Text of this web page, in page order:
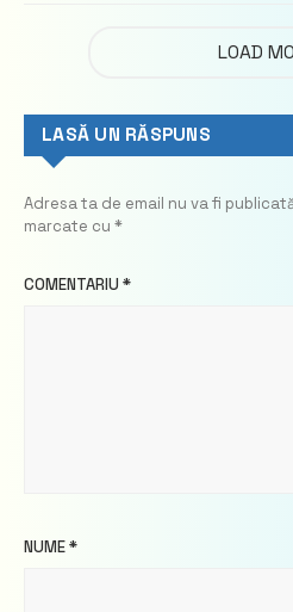
LOAD
LASĂ UN RĂSPUNS
Adresa ta de email nu va fi
marcate cu *
COMENTARIU *
NUME*